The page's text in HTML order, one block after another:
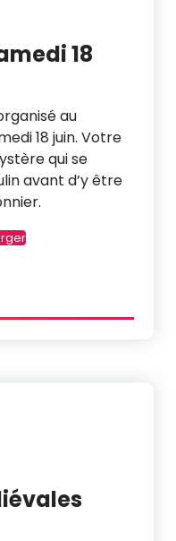
18
au
18 juin. Votre
qui se
avant d’y être